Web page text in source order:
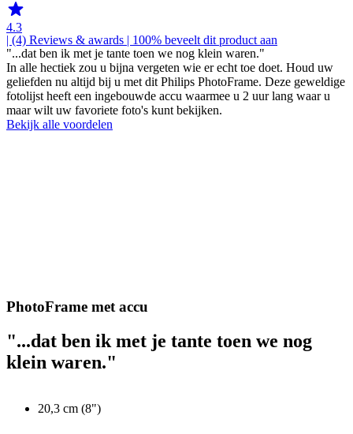
4.3
| (4) Reviews & awards | 100% beveelt dit product aan
"...dat ben ik met je tante toen we nog klein waren."
In alle hectiek zou u bijna vergeten wie er echt toe doet. Houd uw
geliefden nu altijd bij u met dit Philips PhotoFrame. Deze geweldige
fotolijst heeft een ingebouwde accu waarmee u 2 uur lang waar u
maar wilt uw favoriete foto's kunt bekijken.
Bekijk alle voordelen
PhotoFrame met accu
"...dat ben ik met je tante toen we nog
klein waren."
20,3 cm (8")